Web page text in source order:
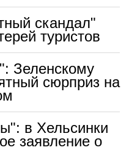
скандал"
туристов
Зеленскому
сюрприз на
в Хельсинки
заявление о